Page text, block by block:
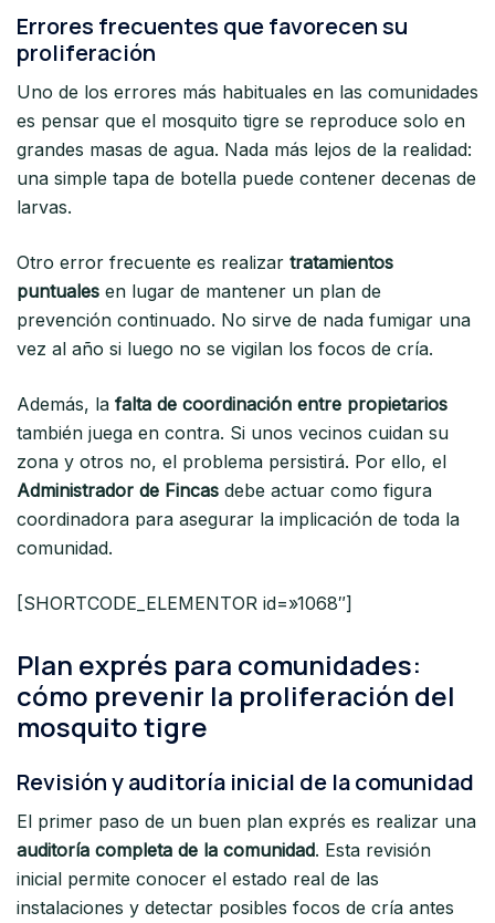
Errores frecuentes que favorecen su
proliferación
Uno de los errores más habituales en las comunidades
es pensar que el mosquito tigre se reproduce solo en
grandes masas de agua. Nada más lejos de la realidad:
una simple tapa de botella puede contener decenas de
larvas.
Otro error frecuente es realizar tratamientos
puntuales en lugar de mantener un plan de
prevención continuado. No sirve de nada fumigar una
vez al año si luego no se vigilan los focos de cría.
Además, la falta de coordinación entre propietarios
también juega en contra. Si unos vecinos cuidan su
zona y otros no, el problema persistirá. Por ello, el
Administrador de Fincas debe actuar como figura
coordinadora para asegurar la implicación de toda la
comunidad.
[SHORTCODE_ELEMENTOR id=»1068″]
Plan exprés para comunidades:
cómo prevenir la proliferación del
mosquito tigre
Revisión y auditoría inicial de la comunidad
El primer paso de un buen plan exprés es realizar una
auditoría completa de la comunidad. Esta revisión
inicial permite conocer el estado real de las
instalaciones y detectar posibles focos de cría antes